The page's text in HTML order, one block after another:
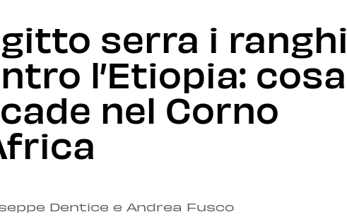
serra i ranghi
l’Etiopia: cosa
nel Corno
Dentice e Andrea Fusco